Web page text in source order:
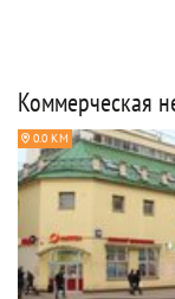
Коммерческая
0.0 КМ